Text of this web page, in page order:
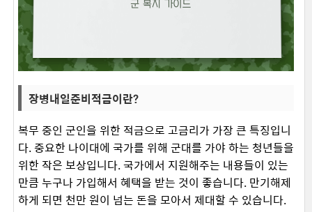
장병내일준비적금이란?
복무 중인 군인을 위한 적금으로 고금리가 가장 큰 특징입니
다. 중요한 나이대에 국가를 위해 군대를 가야 하는 청년들을
위한 작은 보상입니다. 국가에서 지원해주는 내용들이 있는
만큼 누구나 가입해서 혜택을 받는 것이 좋습니다. 만기해제
하게 되면 천만 원이 넘는 돈을 모아서 제대할 수 있습니다.